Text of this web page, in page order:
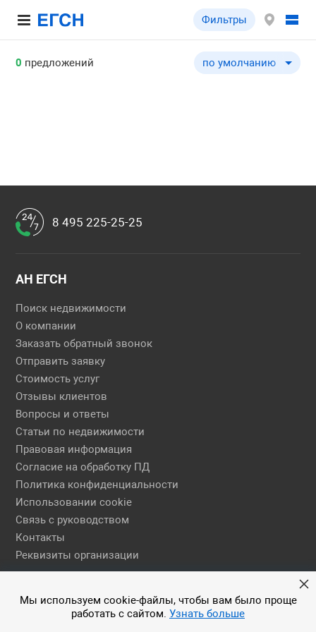
Фильтры
0 предложений по умолчанию
по умолчанию
8 495 225-25-25
АН ЕГСН
Поиск недвижимости
О компании
Заказать обратный звонок
Отправить заявку
Стоимость услуг
Отзывы клиентов
Вопросы и ответы
Статьи по недвижимости
Правовая информация
Согласие на обработку ПД
Политика конфиденциальности
Использовании cookie
Связь с руководством
Контакты
Реквизиты организации
Правовая информация
© 2026 АН ЕГСН
Мы используем cookie-файлы, чтобы вам было проще
работать с сайтом. Узнать больше